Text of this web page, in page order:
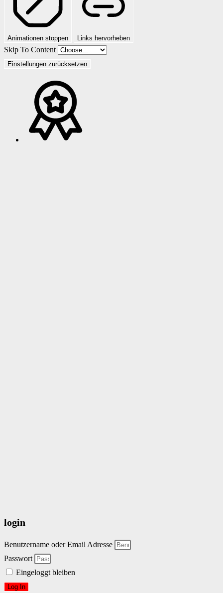
Animationen stoppen Links hervorheben
Skip To Content
Einstellungen zurücksetzen
login
Benutzername oder Email Adresse
Passwort
Eingeloggt bleiben
Log In